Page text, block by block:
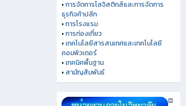
•การจัดการโลจิสติกส์และการจัดการ
ธุรกิจค้าปลีก
•การโรงแรม
•การท่องเที่ยว
• เทคโนโลยีสารสนเทศและเทคโนโลยี
คอมพิวเตอร์
• เทคนิคพื้นฐาน
• สามัญสัมพันธ์